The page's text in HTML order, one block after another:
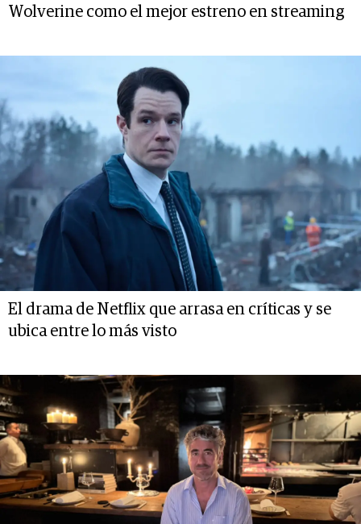
Wolverine como el mejor estreno en streaming
El drama de Netflix que arrasa en críticas y se
ubica entre lo más visto